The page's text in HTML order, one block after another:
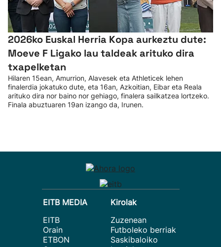
2026ko Euskal Herria Kopa aurkeztu dute:
Moeve F Ligako lau taldeak arituko dira
txapelketan
Hilaren 15ean, Amurrion, Alavesek eta Athleticek lehen
finalerdia jokatuko dute, eta 16an, Azkoitian, Eibar eta Reala
arituko dira nor baino nor gehiago, finalera sailkatzea lortzeko.
Finala abuztuaren 19an izango da, Irunen.
EITB MEDIA
EITB
Orain
ETBON
Kirolak
Zuzenean
Futboleko berriak
Saskibaloiko